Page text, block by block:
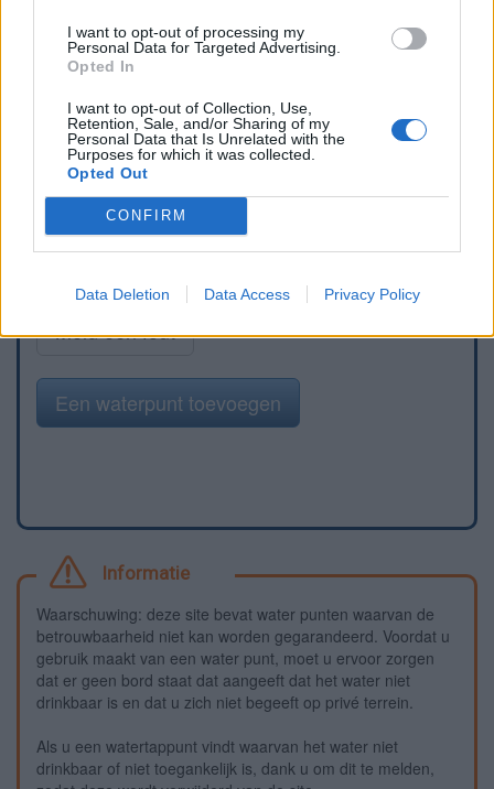
I want to opt-out of processing my
Personal Data for Targeted Advertising.
Opted In
I want to opt-out of Collection, Use,
Retention, Sale, and/or Sharing of my
Personal Data that Is Unrelated with the
Purposes for which it was collected.
Opted Out
CONFIRM
Data Deletion Data Access Privacy Policy
Meld een fout
Een waterpunt toevoegen
Informatie
Waarschuwing: deze site bevat water punten waarvan de
betrouwbaarheid niet kan worden gegarandeerd. Voordat u
gebruik maakt van een water punt, moet u ervoor zorgen
dat er geen bord staat dat aangeeft dat het water niet
drinkbaar is en dat u zich niet begeeft op privé terrein.
Als u een watertappunt vindt waarvan het water niet
drinkbaar of niet toegankelijk is, dank u om dit te melden,